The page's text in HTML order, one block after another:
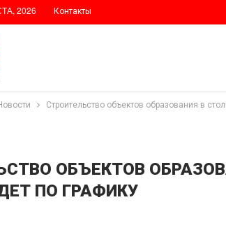
2026 Контакты
Строительство объектов образования в
ОБЪЕКТОВ
ПО ГРАФИКУ